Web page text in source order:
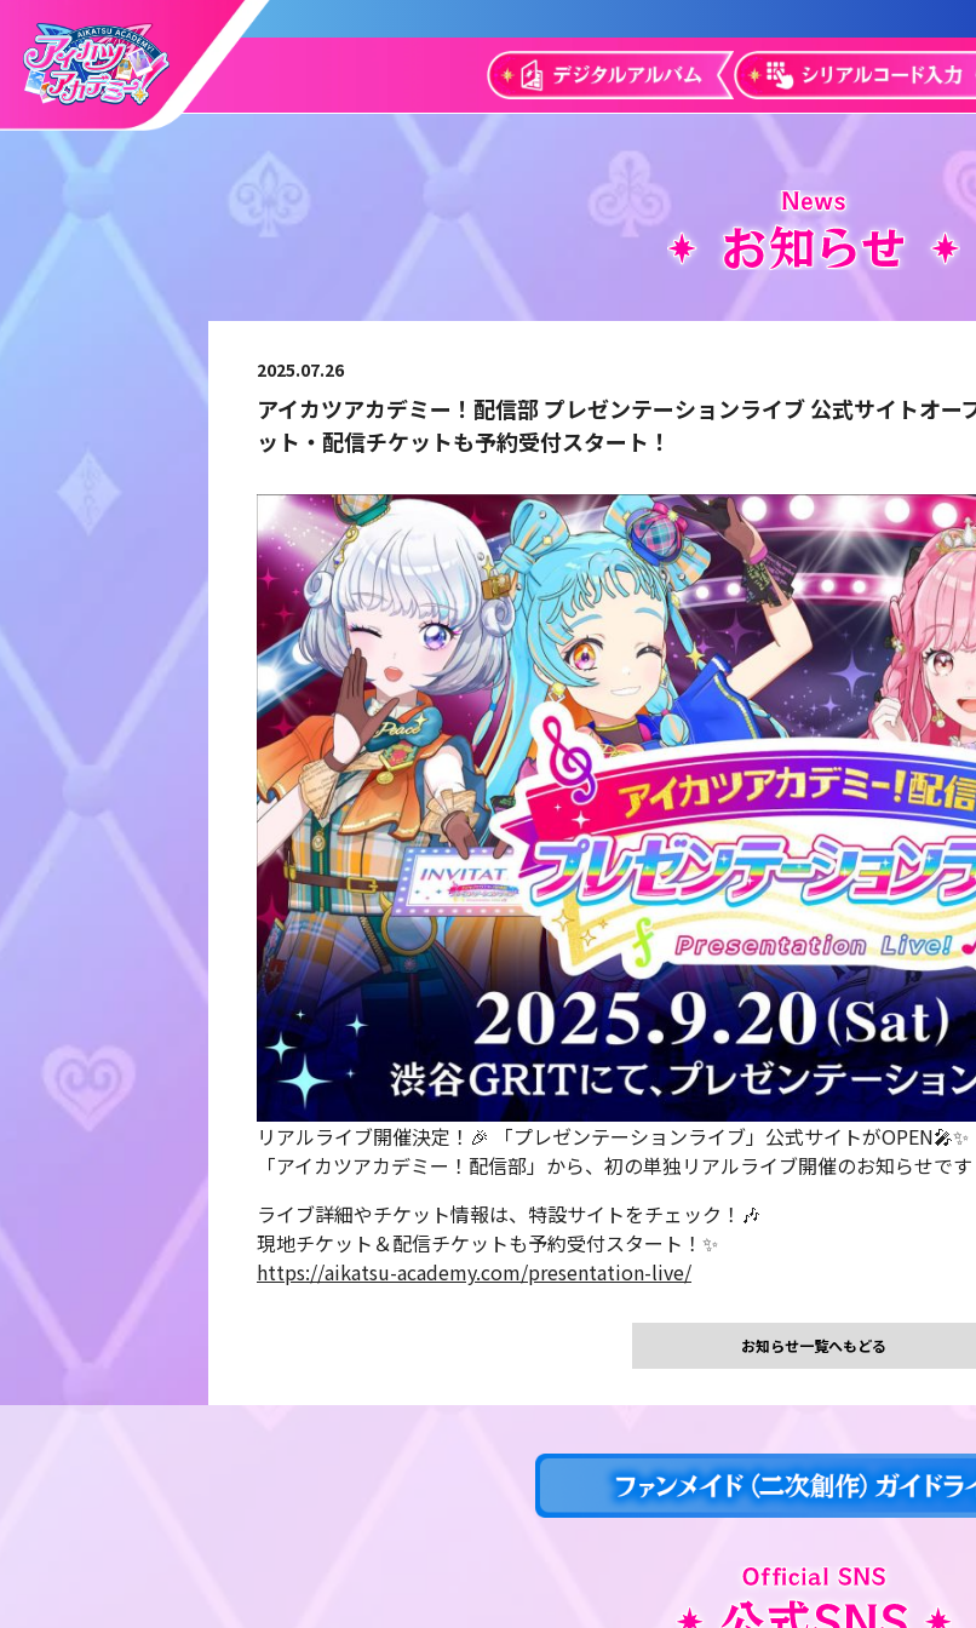
2025.07.26
アイカツアカデミー！配信部 プレゼンテーションライブ 公式サイトオ
ット・配信チケットも予約受付スタート！
リアルライブ開催決定！🎉 「プレゼンテーションライブ」公式サイトがOPEN🎤✨
「アイカツアカデミー！配信部」から、初の単独リアルライブ開催のお知らせです
ライブ詳細やチケット情報は、特設サイトをチェック！🎶
現地チケット＆配信チケットも予約受付スタート！✨
https://aikatsu-academy.com/presentation-live/
お知らせ一覧へもどる